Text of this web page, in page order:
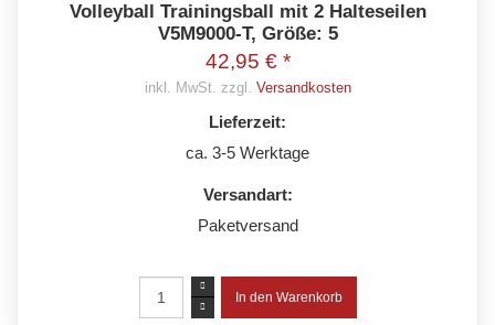
Volleyball Trainingsball mit 2 Halteseilen
V5M9000-T, Größe: 5
42,95 € *
inkl. MwSt. zzgl. Versandkosten
Lieferzeit:
ca. 3-5 Werktage
Versandart:
Paketversand